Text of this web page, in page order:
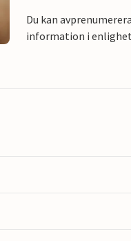
Du kan
information i